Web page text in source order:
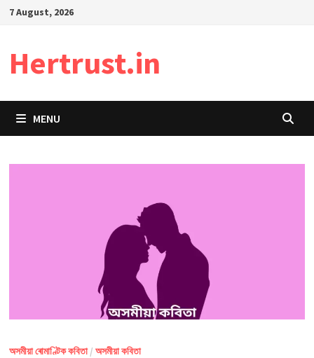
Skip7 August, 2026
Hertrust.in
MENU
অসমীয়া ৰোমাণ্টিক কবিতা/ অসমীয়া কবিতা